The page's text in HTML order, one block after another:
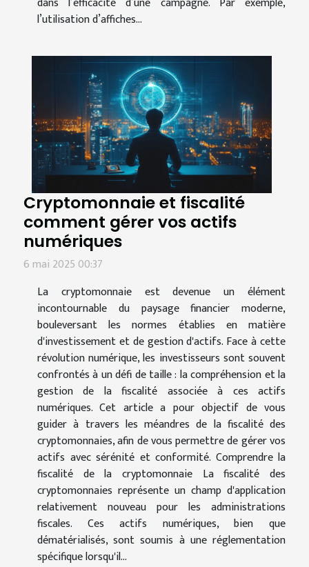
l’utilisation d’affiches...
Cryptomonnaie et fiscalité
comment gérer vos actifs
numériques
6 mai 2025 00:37
La cryptomonnaie est devenue un élément
incontournable du paysage financier moderne,
bouleversant les normes établies en matière
d'investissement et de gestion d'actifs. Face à cette
révolution numérique, les investisseurs sont souvent
confrontés à un défi de taille : la compréhension et la
gestion de la fiscalité associée à ces actifs
numériques. Cet article a pour objectif de vous
guider à travers les méandres de la fiscalité des
cryptomonnaies, afin de vous permettre de gérer vos
actifs avec sérénité et conformité. Comprendre la
fiscalité de la cryptomonnaie La fiscalité des
cryptomonnaies représente un champ d'application
relativement nouveau pour les administrations
fiscales. Ces actifs numériques, bien que
dématérialisés, sont soumis à une réglementation
spécifique lorsqu'il...